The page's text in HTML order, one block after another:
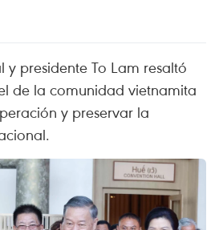
y presidente To Lam resaltó
de la comunidad vietnamita
y preservar la